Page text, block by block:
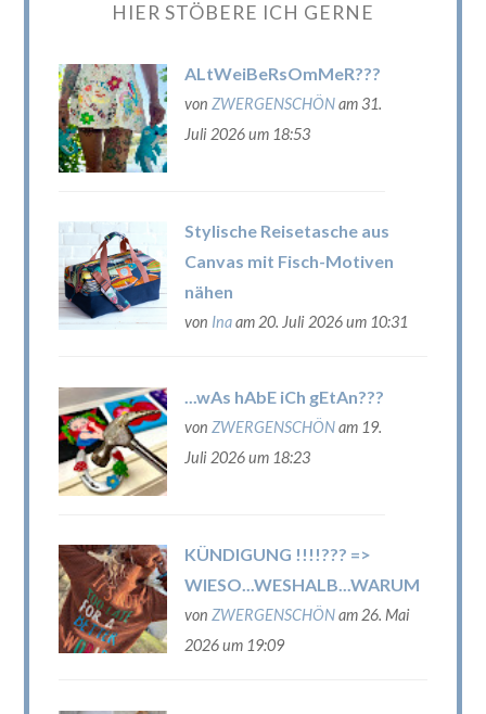
HIER STÖBERE ICH GERNE
ALtWeiBeRsOmMeR???
von ZWERGENSCHÖNam 31.
Juli 2026 um 18:53
Stylische Reisetasche aus
Canvas mit Fisch-Motiven
nähen
von Inaam 20. Juli 2026 um 10:31
...wAs hAbE iCh gEtAn???
von ZWERGENSCHÖNam 19.
Juli 2026 um 18:23
KÜNDIGUNG !!!!??? =>
WIESO...WESHALB...WARUM
von ZWERGENSCHÖNam 26. Mai
2026 um 19:09